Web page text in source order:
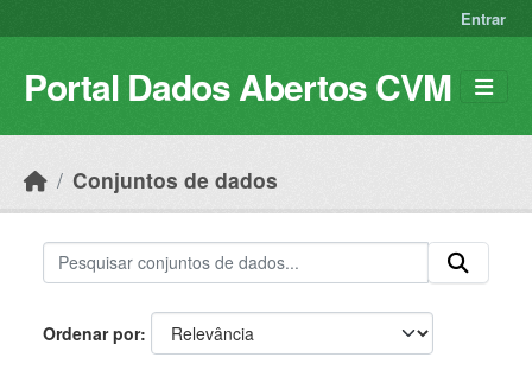
Entrar
Portal Dados Abertos CVM
Conjuntos de dados
Ordenar por